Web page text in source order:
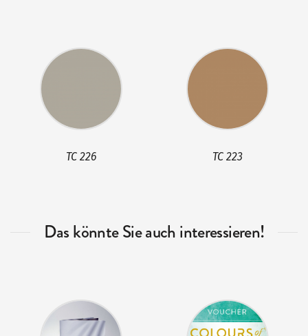
TC 226 TC 223
Das könnte Sie auch interessieren!